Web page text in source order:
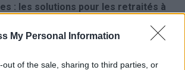
My Personal Information
out of the sale, sharing to third parties, or
: les solutions pour les retraités à